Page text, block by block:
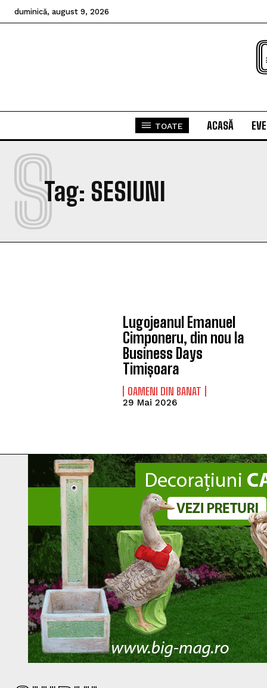
duminică, august 9, 2026
TOATE ACASĂ
Tag: SESIUNI
S
Lugojeanul Emanuel
Cimponeru, din nou la
Business Days
Timișoara
OAMENI DIN BANAT
29 Mai 2026